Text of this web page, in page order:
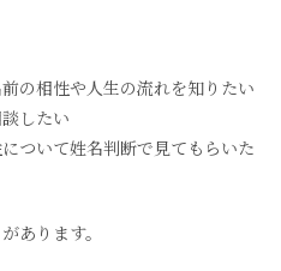
の相性や人生の流れを知りたい
したい
ついて姓名判断で見てもらいた
あります。